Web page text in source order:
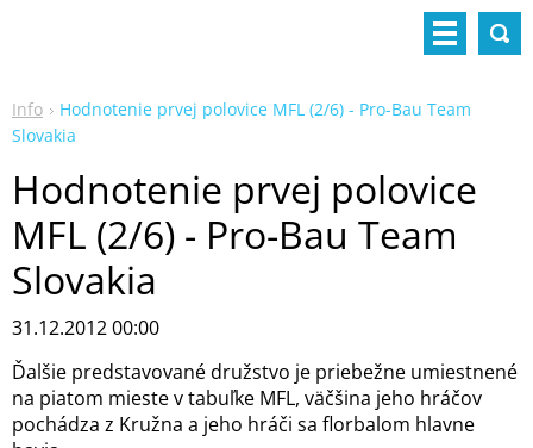
Info
Hodnotenie prvej polovice MFL (2/6) - Pro-Bau Team
Slovakia
Hodnotenie prvej polovice
MFL (2/6) - Pro-Bau Team
Slovakia
31.12.2012 00:00
Ďalšie predstavované družstvo je priebežne umiestnené
na piatom mieste v tabuľke MFL, väčšina jeho hráčov
pochádza z Kružna a jeho hráči sa florbalom hlavne